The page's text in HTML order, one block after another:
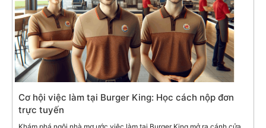
Cơ hội việc làm tại Burger King: Học cách nộp đơn
trực tuyến